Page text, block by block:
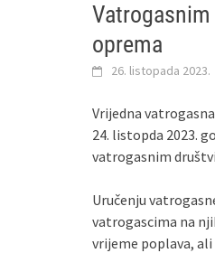
oprema
26. listopada 2023.
Vrijedna
24. listopda 2023.
vatrogasnim
Uručenju
vatrogascima na
vrijeme poplava,